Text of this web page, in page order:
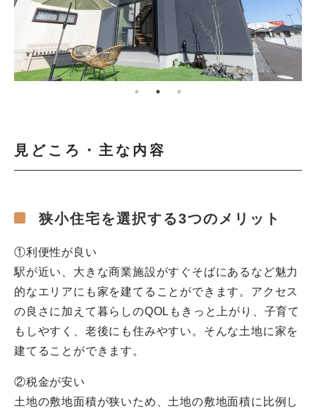
見どころ・主な内容
狭小住宅を選択する3つのメリット
①利便性が良い
駅が近い、大きな商業施設がすぐそばにあるなど魅力
的なエリアにも家を建てることができます。アクセス
の良さに加えて暮らしのQOLもきっと上がり、子育て
もしやすく、老後にも住みやすい。そんな土地に家を
建てることができます。
②税金が安い
土地の敷地面積が狭いため、土地の敷地面積に比例し